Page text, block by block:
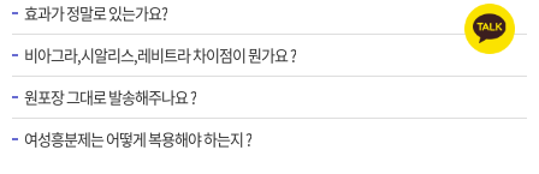
효과가 정말로 있는가요?
비아그라,시알리스,레비트라 차이점이 뭔가요 ?
원포장 그대로 발송해주나요 ?
여성흥분제는 어떻게 복용해야 하는지 ?